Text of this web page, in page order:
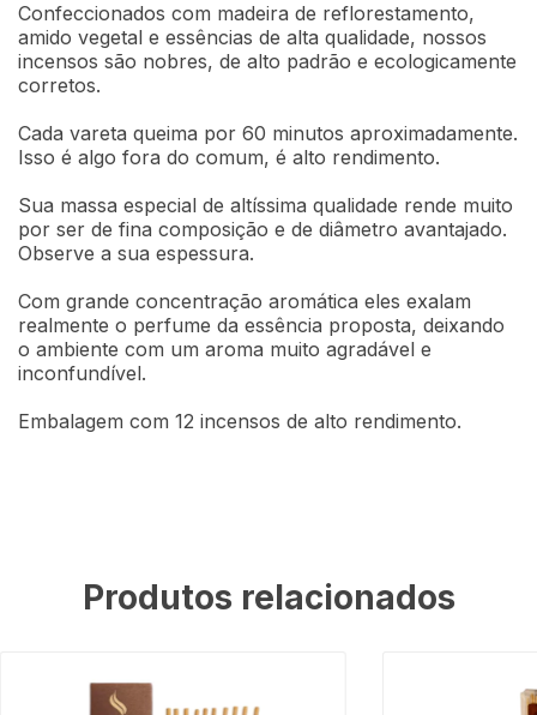
Confeccionados com madeira de reflorestamento,
amido vegetal e essências de alta qualidade, nossos
incensos são nobres, de alto padrão e ecologicamente
corretos.
Cada vareta queima por 60 minutos aproximadamente.
Isso é algo fora do comum, é alto rendimento.
Sua massa especial de altíssima qualidade rende muito
por ser de fina composição e de diâmetro avantajado.
Observe a sua espessura.
Com grande concentração aromática eles exalam
realmente o perfume da essência proposta, deixando
o ambiente com um aroma muito agradável e
inconfundível.
Embalagem com 12 incensos de alto rendimento.
Produtos relacionados